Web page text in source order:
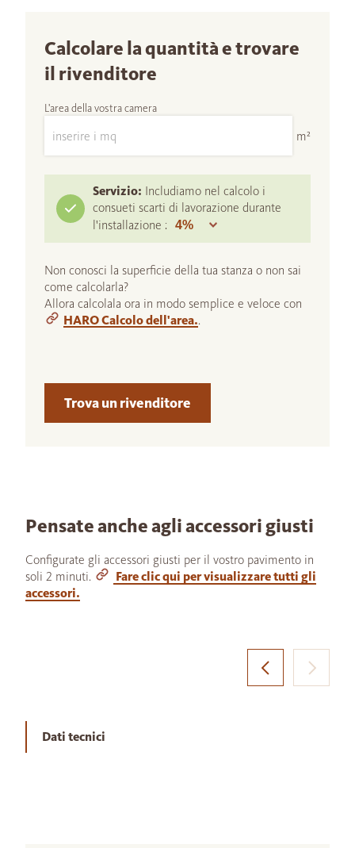
Calcolare la quantità e trovare
il rivenditore
L'area della vostra camera
m²
Servizio: Includiamo nel calcolo i
consueti scarti di lavorazione durante
l'installazione :
Non conosci la superficie della tua stanza o non sai
come calcolarla?
Allora calcolala ora in modo semplice e veloce con
HARO Calcolo dell'area..
Trova un rivenditore
Pensate anche agli accessori giusti
Configurate gli accessori giusti per il vostro pavimento in
soli 2 minuti.
Fare clic qui per visualizzare tutti gli
accessori.
Dati tecnici